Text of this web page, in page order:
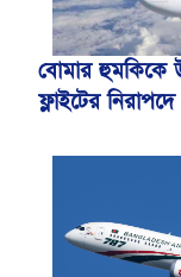
বোমার হুমকিকে
ফ্লাইটের